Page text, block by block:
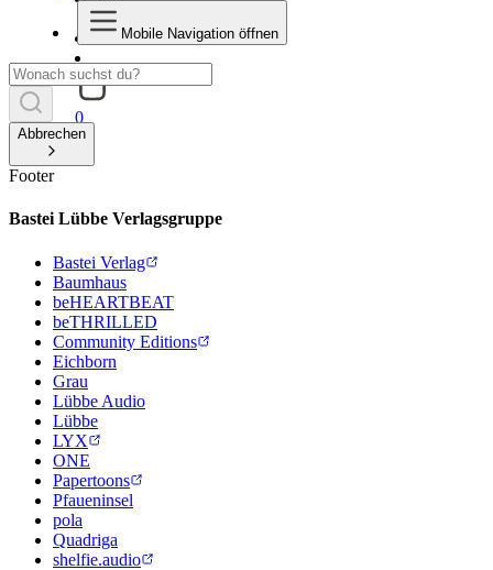
0
Mobile Navigation öffnen
Abbrechen
Footer
Bastei Lübbe Verlagsgruppe
Bastei Verlag
Baumhaus
beHEARTBEAT
beTHRILLED
Community Editions
Eichborn
Grau
Lübbe Audio
Lübbe
LYX
ONE
Papertoons
Pfaueninsel
pola
Quadriga
shelfie.audio